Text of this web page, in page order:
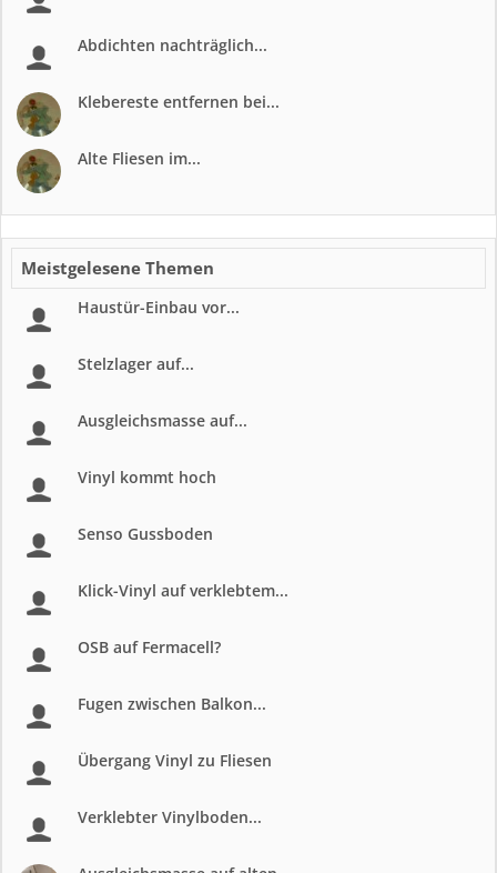
Abdichten nachträglich...
Klebereste entfernen bei...
Alte Fliesen im...
Meistgelesene Themen
Haustür-Einbau vor...
Stelzlager auf...
Ausgleichsmasse auf...
Vinyl kommt hoch
Senso Gussboden
Klick-Vinyl auf verklebtem...
OSB auf Fermacell?
Fugen zwischen Balkon...
Übergang Vinyl zu Fliesen
Verklebter Vinylboden...